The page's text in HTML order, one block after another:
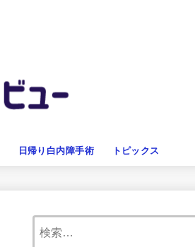
日帰り白内障手術 トピックス